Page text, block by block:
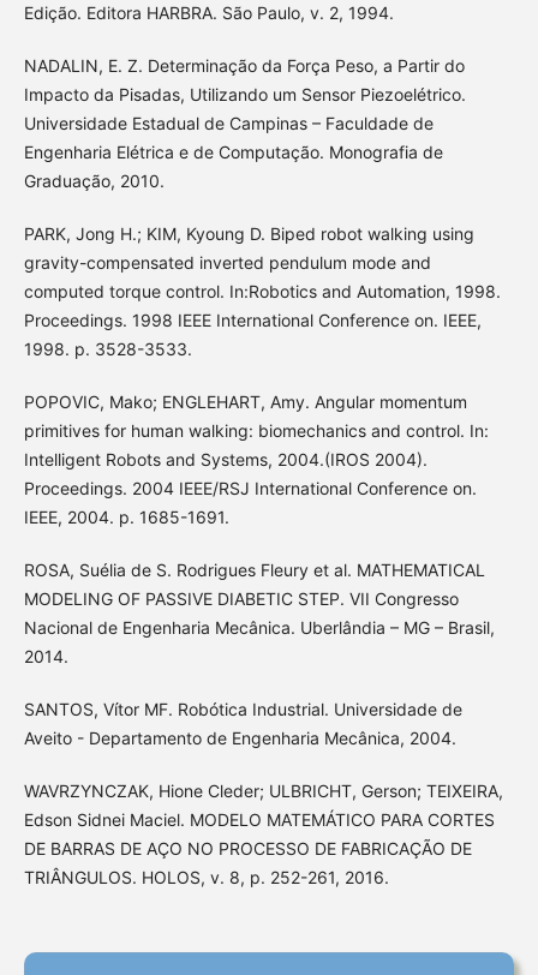
Edição. Editora HARBRA. São Paulo, v. 2, 1994.
NADALIN, E. Z. Determinação da Força Peso, a Partir do
Impacto da Pisadas, Utilizando um Sensor Piezoelétrico.
Universidade Estadual de Campinas – Faculdade de
Engenharia Elétrica e de Computação. Monografia de
Graduação, 2010.
PARK, Jong H.; KIM, Kyoung D. Biped robot walking using
gravity-compensated inverted pendulum mode and
computed torque control. In:Robotics and Automation, 1998.
Proceedings. 1998 IEEE International Conference on. IEEE,
1998. p. 3528-3533.
POPOVIC, Mako; ENGLEHART, Amy. Angular momentum
primitives for human walking: biomechanics and control. In:
Intelligent Robots and Systems, 2004.(IROS 2004).
Proceedings. 2004 IEEE/RSJ International Conference on.
IEEE, 2004. p. 1685-1691.
ROSA, Suélia de S. Rodrigues Fleury et al. MATHEMATICAL
MODELING OF PASSIVE DIABETIC STEP. VII Congresso
Nacional de Engenharia Mecânica. Uberlândia – MG – Brasil,
2014.
SANTOS, Vítor MF. Robótica Industrial. Universidade de
Aveito - Departamento de Engenharia Mecânica, 2004.
WAVRZYNCZAK, Hione Cleder; ULBRICHT, Gerson; TEIXEIRA,
Edson Sidnei Maciel. MODELO MATEMÁTICO PARA CORTES
DE BARRAS DE AÇO NO PROCESSO DE FABRICAÇÃO DE
TRIÂNGULOS. HOLOS, v. 8, p. 252-261, 2016.